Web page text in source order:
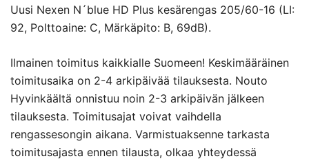
Uusi Nexen N´blue HD Plus kesärengas 205/60-16 (LI:
92, Polttoaine: C, Märkäpito: B, 69dB).
Ilmainen toimitus kaikkialle Suomeen! Keskimääräinen
toimitusaika on 2-4 arkipäivää tilauksesta. Nouto
Hyvinkäältä onnistuu noin 2-3 arkipäivän jälkeen
tilauksesta. Toimitusajat voivat vaihdella
rengassesongin aikana. Varmistuaksenne tarkasta
toimitusajasta ennen tilausta, olkaa yhteydessä